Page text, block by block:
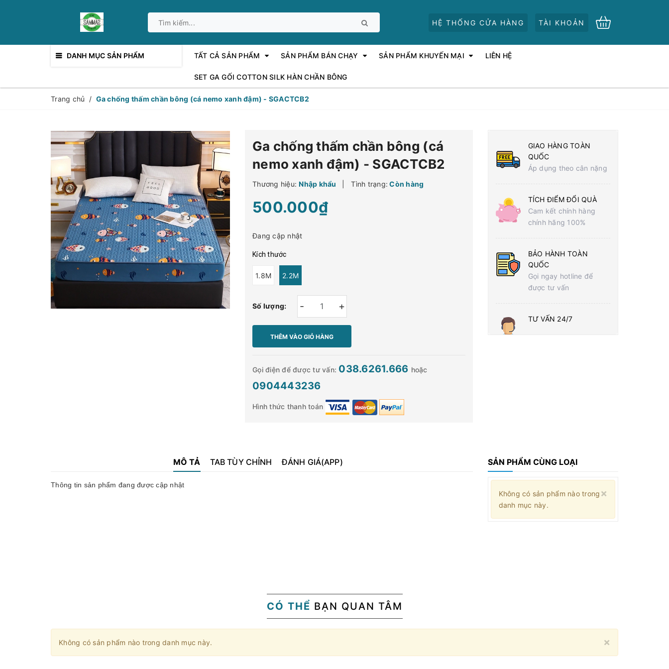
HỆ THỐNG CỬA HÀNG TÀI KHOẢN
DANH MỤC SẢN PHẨM TẤT CẢ SẢN PHẨM SẢN PHẨM BÁN CHẠY SẢN PHẨM KHUYẾN MẠI LIÊN HỆ
SET GA GỐI COTTON SILK HÀN CHẦN BÔNG
Trang chủ / Ga chống thấm chần bông (cá nemo xanh đậm) - SGACTCB2
Ga chống thấm chần bông (cá
nemo xanh đậm) - SGACTCB2
Thương hiệu: Nhập khẩu Tình trạng: Còn hàng
500.000₫
Đang cập nhật
Kích thước
1.8M 2.2M
Số lượng: +
-
THÊM VÀO GIỎ HÀNG
Gọi điện để được tư vấn: 038.6261.666 hoặc
0904443236
Hình thức thanh toán
GIAO HÀNG TOÀN
QUỐC
Áp dụng theo cân nặng
TÍCH ĐIỂM ĐỔI QUÀ
Cam kết chính hàng
chính hãng 100%
BẢO HÀNH TOÀN
QUỐC
Gọi ngay hotline để
được tư vấn
TƯ VẤN 24/7
MÔ TẢ TAB TÙY CHỈNH ĐÁNH GIÁ(APP)
Thông tin sản phẩm đang được cập nhật
SẢN PHẨM CÙNG LOẠI
×
Không có sản phẩm nào trong
danh mục này.
CÓ THỂ BẠN QUAN TÂM
×
Không có sản phẩm nào trong danh mục này.